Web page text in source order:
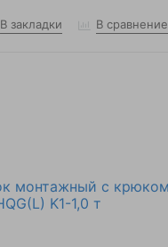
В закладки В сравнение